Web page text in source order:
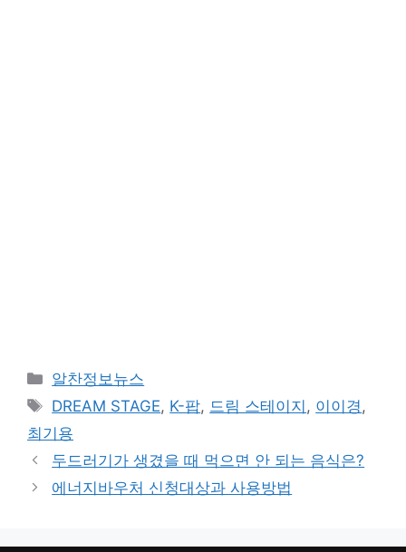
카
테
리
알찬정보뉴스
태
그
DREAM STAGE, K-팝, 드림 스테이지 , 이이경,
최기용
두드러기가 생겼을 때 먹으면 안 되는 음식은?
에너지바우처 신청대상과 사용방법